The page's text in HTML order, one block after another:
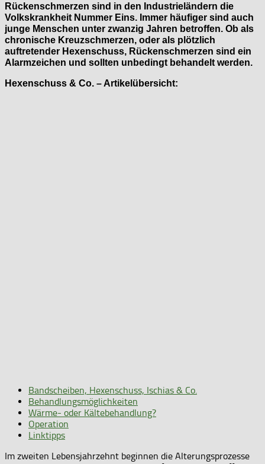
Rückenschmerzen sind in den Industrieländern die
Volkskrankheit Nummer Eins. Immer häufiger sind auch
junge Menschen unter zwanzig Jahren betroffen. Ob als
chronische Kreuzschmerzen, oder als plötzlich
auftretender Hexenschuss, Rückenschmerzen sind ein
Alarmzeichen und sollten unbedingt behandelt werden.
Hexenschuss & Co. – Artikelübersicht:
Bandscheiben, Hexenschuss, Ischias & Co.
Behandlungsmöglichkeiten
Wärme- oder Kältebehandlung?
Operation
Linktipps
Im zweiten Lebensjahrzehnt beginnen die Alterungsprozesse